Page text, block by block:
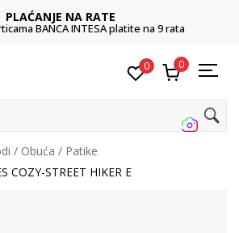
PLAĆANJE NA RATE
BANCA INTESA platite na 9 rata
0 0
Obuća
Patike
COZY-STREET HIKER E